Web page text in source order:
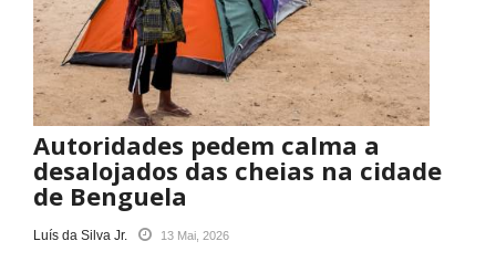
Autoridades pedem calma a
desalojados das cheias na cidade
de Benguela
Luís da Silva Jr. 13 Mai, 2026